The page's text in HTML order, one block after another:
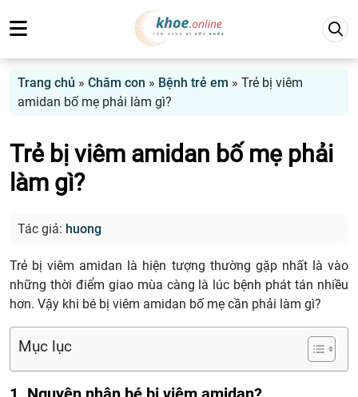
Trang chủ » Chăm con » Bệnh trẻ em » Trẻ bị viêm
amidan bố mẹ phải làm gì?
Trẻ bị viêm amidan bố mẹ phải
làm gì?
Tác giả: huong
Trẻ bị viêm amidan là hiện tượng thường gặp nhất là vào
những thời điểm giao mùa càng là lúc bệnh phát tán nhiều
hơn. Vậy khi bé bị viêm amidan bố mẹ cần phải làm gì?
Mục lục